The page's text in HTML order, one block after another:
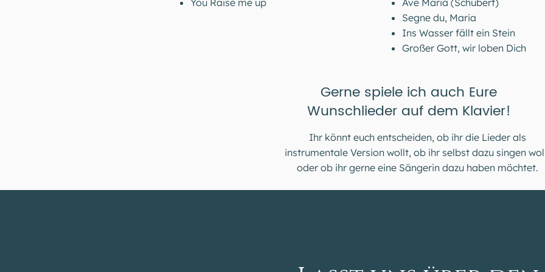
You Raise me up
Ave Maria (Schubert)
Segne du, Maria
Ins Wasser fällt ein Stein
Großer Gott, wir loben Dich
Gerne spiele ich auch Eure
Wunschlieder auf dem Klavier!
Ihr könnt euch entscheiden, ob ihr die Lieder als
instrumentale Version wollt, ob ihr selbst dazu singen
oder ob ihr gerne eine Sängerin dazu haben möchtet.